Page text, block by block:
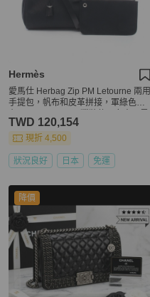
Hermès
愛馬仕 Herbag Zip PM Letourne 兩用
手提包，帆布和皮革拼接，軍綠色帆
色
TWD 120,154
現折 4,500
狀況良好 日本 免運
降價